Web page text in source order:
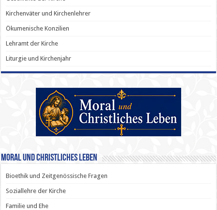
Kirchenväter und Kirchenlehrer
Ökumenische Konzilien
Lehramt der Kirche
Liturgie und Kirchenjahr
Moral und Christliches Leben
Bioethik und Zeitgenössische Fragen
Soziallehre der Kirche
Familie und Ehe